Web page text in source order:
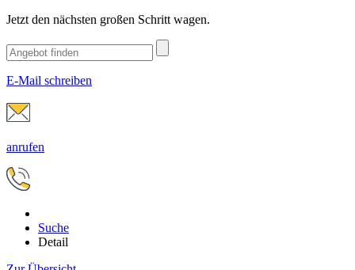
Jetzt den nächsten großen Schritt wagen.
E-Mail schreiben
anrufen
Suche
Detail